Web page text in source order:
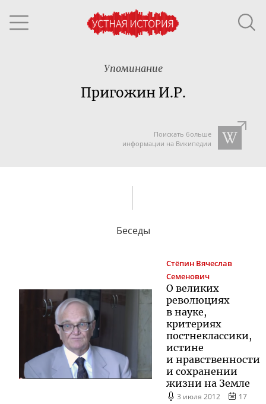
Упоминание
Пригожин И.Р.
Поискать больше
информации на Википедии
Беседы
Стёпин Вячеслав
Семенович
О великих
революциях
в науке,
критериях
постнеклассики,
истине
и нравственности
и сохранении
жизни на Земле
3 июля 2012
17